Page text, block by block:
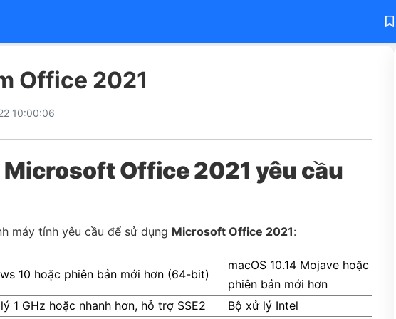
Office 2021
10:00:06
Office 2021 yêu cầu
máy tính yêu cầu để sử dụng Microsoft Office 2021:
10 hoặc phiên bản mới hơn (64-bit)
macOS 10.14 Mojave hoặc
phiên bản mới hơn
1 GHz hoặc nhanh hơn, hỗ trợ SSE2 Bộ xử lý Intel